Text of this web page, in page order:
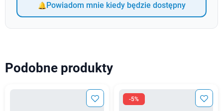
Powiadom mnie kiedy będzie dostępny
Podobne produkty
-5%